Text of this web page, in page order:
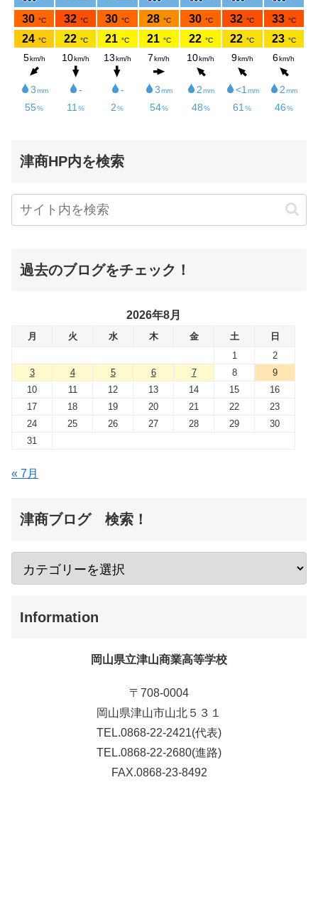
津商HP内を検索
過去のブログをチェック！
2026年8月
月 火 水 木 金 土
日
1
2
3
4 5 6 7 8
9
10
11 12 13 14 15
16
17
18 19 20 21 22
23
24
25 26 27 28 29
30
31
« 7月
津商ブログ 検索！
Information
岡山県立津山商業高等学校
〒708-0004
岡山県津山市山北５３１
TEL.0868-22-2421(代表)
TEL.0868-22-2680(進路)
FAX.0868-23-8492